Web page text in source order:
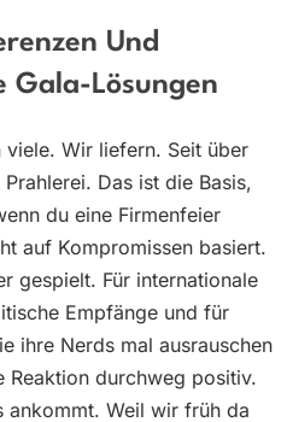
Und
Gala-Lösungen
viele. Wir liefern. Seit über
Das ist die Basis,
du eine Firmenfeier
auf Kompromissen basiert.
gespielt. Für internationale
Empfänge und für
ihre Nerds mal ausrauschen
durchweg positiv.
Weil wir früh da